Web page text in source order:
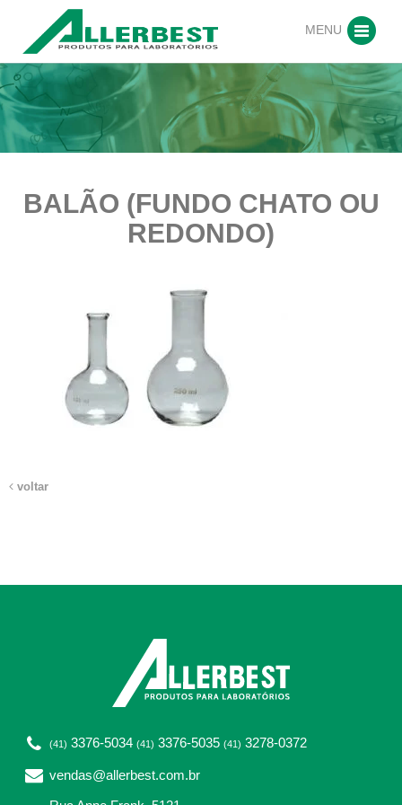
MENU
BALÃO (FUNDO CHATO OU
REDONDO)
voltar
(41) 3376-5034 (41) 3376-5035 (41) 3278-0372
vendas@allerbest.com.br